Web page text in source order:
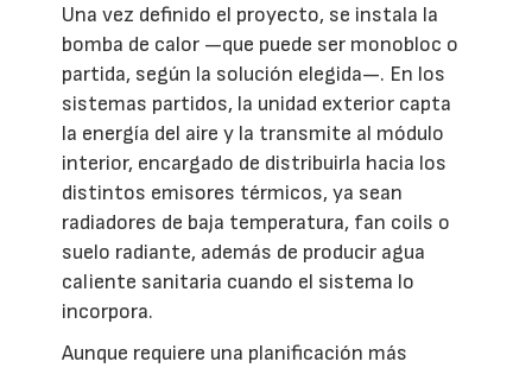
Una vez definido el proyecto, se instala la
bomba de calor —que puede ser monobloc o
partida, según la solución elegida—. En los
sistemas partidos, la unidad exterior capta
la energía del aire y la transmite al módulo
interior, encargado de distribuirla hacia los
distintos emisores térmicos, ya sean
radiadores de baja temperatura, fan coils o
suelo radiante, además de producir agua
caliente sanitaria cuando el sistema lo
incorpora.
Aunque requiere una planificación más